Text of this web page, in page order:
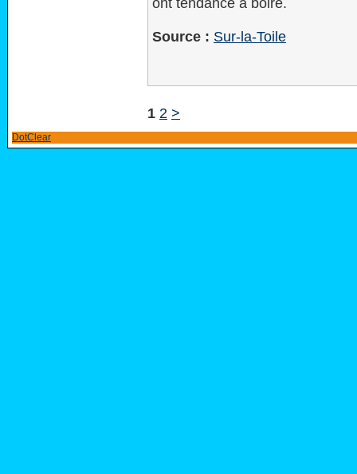
ont tendance à boire.
Source : Sur-la-Toile
1 2 >
DotClear